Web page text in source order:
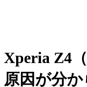
Xperia Z4
原因が分